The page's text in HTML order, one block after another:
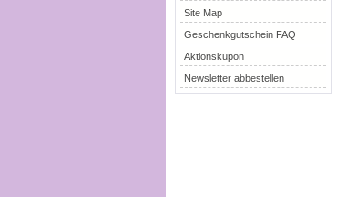
Site Map
Geschenkgutschein FAQ
Aktionskupon
Newsletter abbestellen